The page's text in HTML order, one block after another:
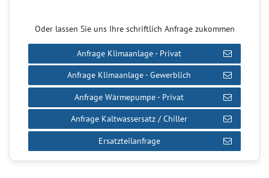
Oder lassen Sie uns Ihre schriftlich Anfrage zukommen
Anfrage Klimaanlage - Privat
Anfrage Klimaanlage - Gewerblich
Anfrage Wärmepumpe - Privat
Anfrage Kaltwassersatz / Chiller
Ersatzteilanfrage